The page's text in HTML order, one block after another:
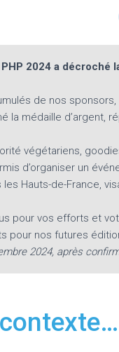
PHP 2024 a décroché
de nos
la médaille d’argent,
végétariens,
d’organiser un
les Hauts-de-France,
pour vos efforts et
pour nos futures
2024, après